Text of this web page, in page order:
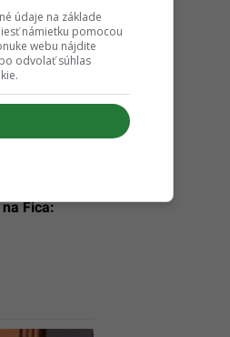
čelí
Fica:
údaje na základe
námietku pomocou
webu nájdite
odvolať súhlas